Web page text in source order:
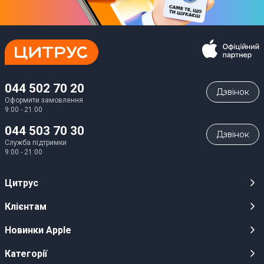
044 502 70 20
Оформити замовлення
9:00 - 21:00
Дзвiнок
044 503 70 30
Служба підтримки
9:00 - 21:00
Дзвiнок
Цитрус
Кар’єра
Оптовим клієнтам
Клієнтам
Публічні оферти
Новинки Apple
iPhone 17
Категорії